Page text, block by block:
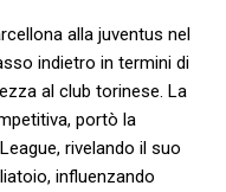
alla juventus nel
​indietro in termini di‍
al club torinese.​ La
portò la
rivelando il suo
influenzando